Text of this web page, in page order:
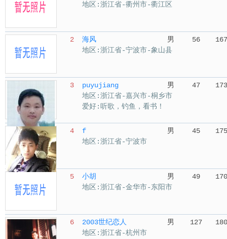
地区:浙江省-衢州市-衢江区
2 海风 男 56
167
地区:浙江省-宁波市-象山县
3 puyujiang 男 47
173
地区:浙江省-嘉兴市-桐乡市
爱好:听歌，钓鱼，看书！
4 f 男 45
175
地区:浙江省-宁波市
5 小胡 男 49
170
地区:浙江省-金华市-东阳市
6 2003世纪恋人 男 127
180
地区:浙江省-杭州市